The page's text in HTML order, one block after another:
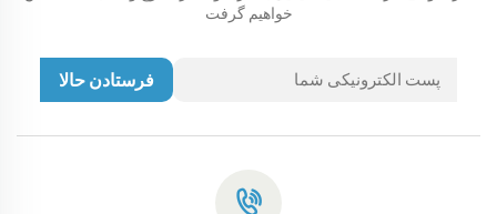
خواهیم گرفت
فرستادن حالا